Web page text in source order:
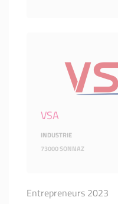
VSA
INDUSTRIE
73000 SONNAZ
Entrepreneurs 2023